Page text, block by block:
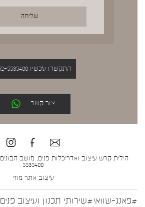
התקשרו עכשיו 052-5535400
צור קשר
5535400
עיצוב אתר מוזי
#פאנג-שוואי#שירותי תכנון ועיצוב פנים